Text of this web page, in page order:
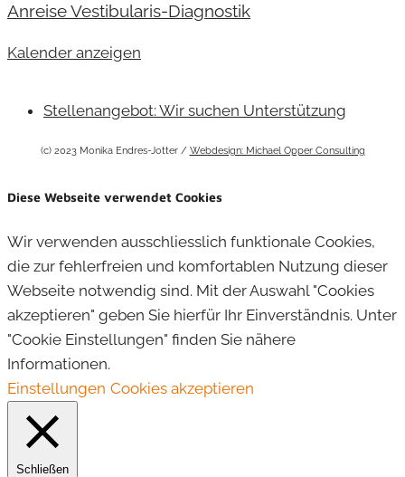
Anreise Vestibularis-Diagnostik
Kalender anzeigen
Stellenangebot: Wir suchen Unterstützung
(c) 2023 Monika Endres-Jotter / Webdesign: Michael Opper Consulting
Diese Webseite verwendet Cookies
Wir verwenden ausschliesslich funktionale Cookies,
die zur fehlerfreien und komfortablen Nutzung dieser
Webseite notwendig sind. Mit der Auswahl "Cookies
akzeptieren" geben Sie hierfür Ihr Einverständnis. Unter
"Cookie Einstellungen" finden Sie nähere
Informationen.
Einstellungen Cookies akzeptieren
Schließen